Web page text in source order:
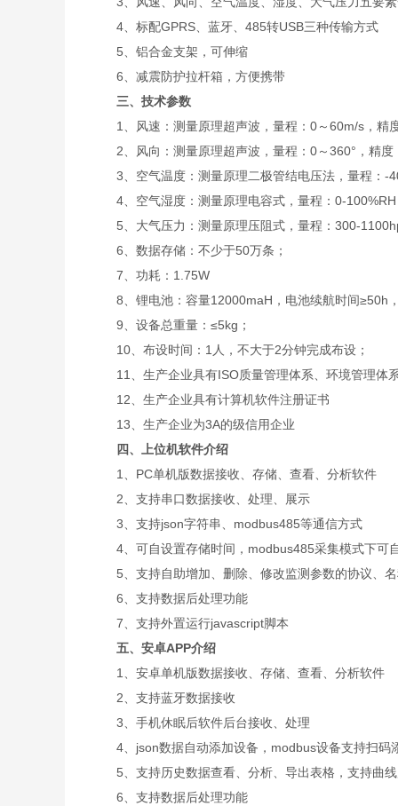
4、标配GPRS、蓝牙、485转USB三种传输方式
5、铝合金支架，可伸缩
6、减震防护拉杆箱，方便携带
三、技术参数
1、风速：测量原理超声波，量程：0～60m/s，精
2、风向：测量原理超声波，量程：0～360°，精度
3、空气温度：测量原理二极管结电压法，量程：
4、空气湿度：测量原理电容式，量程：0-100%RH
5、大气压力：测量原理压阻式，量程：300-
6、数据存储：不少于50万条；
7、功耗：1.75W
8、锂电池：容量12000maH，电池续航时间≥50h
9、设备总重量：≤5kg；
10、布设时间：1人，不大于2分钟完成布设；
11、生产企业具有ISO质量管理体系、环境管理体
12、生产企业具有计算机软件注册证书
13、生产企业为3A的级信用企业
四、
上位机软件介绍
1、PC单机版数据接收、存储、查看、分析软件
2、支持串口数据接收、处理、展示
3、支持json字符串、modbus485等通信方式
4、可自设置存储时间，modbus485采集模式下可
5、支持自助增加、删除、修改监测参数的协议、名
6、支持数据后处理功能
7、支持外置运行javascript脚本
五、安卓APP介绍
1、安卓单机版数据接收、存储、查看、分析软件
2、支持蓝牙数据接收
3、手机休眠后软件后台接收、处理
4、json数据自动添加设备，modbus设备支持扫码
5、支持历史数据查看、分析、导出表格，支持曲线
6、支持数据后处理功能